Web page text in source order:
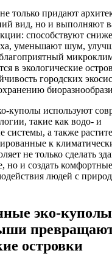
только придают
вид, но и выполняют
способствуют
уменьшают шум,
в экологические
городских
куполы используют
такие как водо- и
системы, а также
к
не только сделать
но и создать
людей с
эко-
островки